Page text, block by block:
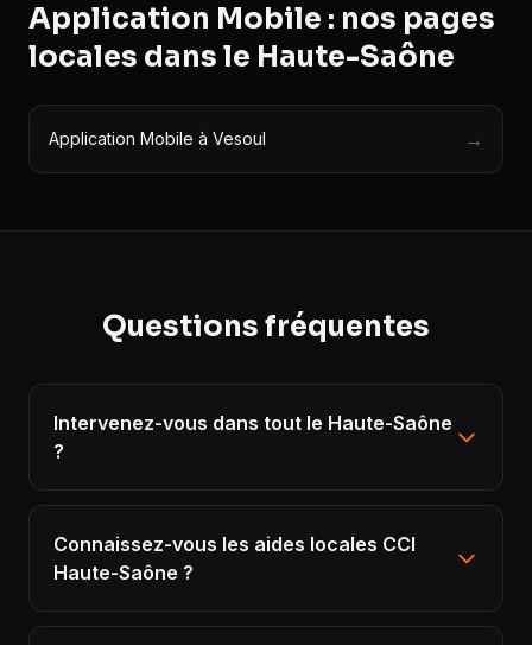
Application Mobile : nos pages
locales dans le Haute-Saône
Application Mobile à Vesoul →
Questions fréquentes
Intervenez-vous dans tout le Haute-Saône
?
Connaissez-vous les aides locales CCI
Haute-Saône ?